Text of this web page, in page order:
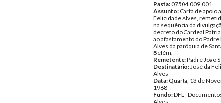
Pasta:07504.009.001
Assunto: Carta de apoio
Felicidade Alves,
na sequência da
decreto do Cardeal
ao afastamento do Padre
Alves da paróquia de
Belém.
Remetente:Padre João
Destinatário:José da
Alves
Data: Quarta, 13 de
1968
Fundo:DFL -
Alves